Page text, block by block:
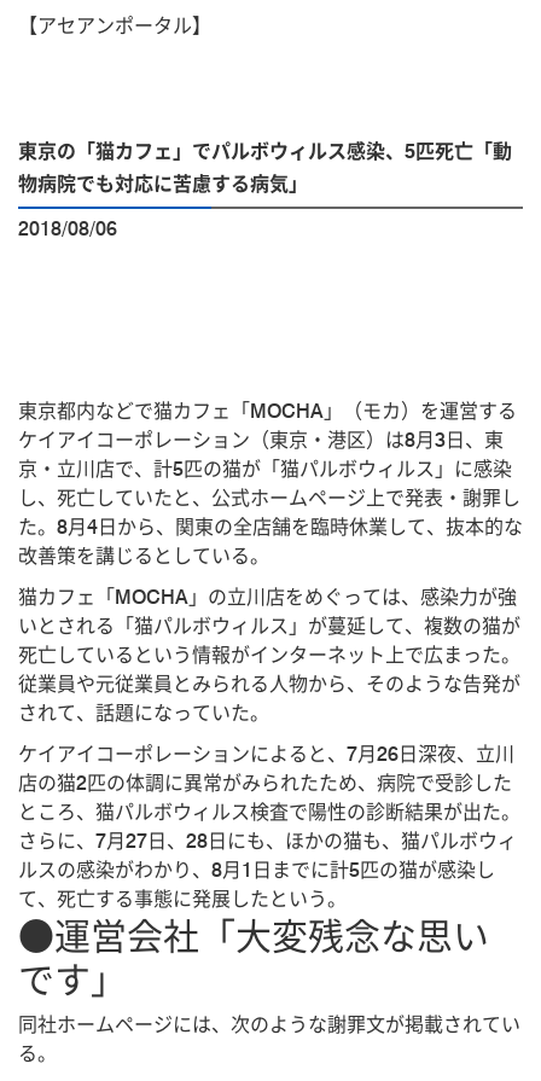
【アセアンポータル】
東京の「猫カフェ」でパルボウィルス感染、5匹死亡「動
物病院でも対応に苦慮する病気」
2018/08/06
東京都内などで猫カフェ「MOCHA」（モカ）を運営する
ケイアイコーポレーション（東京・港区）は8月3日、東
京・立川店で、計5匹の猫が「猫パルボウィルス」に感染
し、死亡していたと、公式ホームページ上で発表・謝罪し
た。8月4日から、関東の全店舗を臨時休業して、抜本的な
改善策を講じるとしている。
猫カフェ「MOCHA」の立川店をめぐっては、感染力が強
いとされる「猫パルボウィルス」が蔓延して、複数の猫が
死亡しているという情報がインターネット上で広まった。
従業員や元従業員とみられる人物から、そのような告発が
されて、話題になっていた。
ケイアイコーポレーションによると、7月26日深夜、立川
店の猫2匹の体調に異常がみられたため、病院で受診した
ところ、猫パルボウィルス検査で陽性の診断結果が出た。
さらに、7月27日、28日にも、ほかの猫も、猫パルボウィ
ルスの感染がわかり、8月1日までに計5匹の猫が感染し
て、死亡する事態に発展したという。
●運営会社「大変残念な思い
です」
同社ホームページには、次のような謝罪文が掲載されてい
る。